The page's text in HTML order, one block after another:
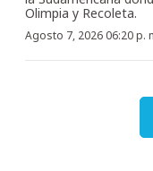
Olimpia y Recoleta.
Agosto 7, 2026 06:20 p.